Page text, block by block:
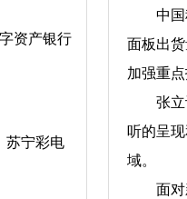
中国科
面板出
加强重
张立认
听的呈
域。
面对新
资产银行
奖”
苏宁彩电